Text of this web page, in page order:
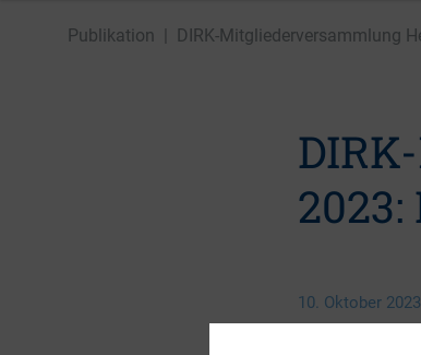
Publikation DIRK-Mitgliederversammlung
10. Oktober 2023